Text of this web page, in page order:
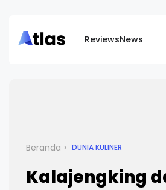
ReviewsNews
Beranda DUNIA KULINER
Kalajengking